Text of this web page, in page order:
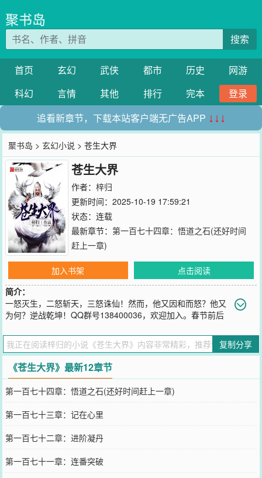
聚书岛
搜索
首页 玄幻 武侠 都市 历史
网游
科幻
言情 其他 排行 完本
登录
追看新章节，下载本站客户端无广告APP ↓↓↓
聚书岛 >玄幻小说 > 苍生大界
苍生大界
作者： 梓归
更新时间：2025-10-19 17:59:21
状态：连载
最新章节： 第一百七十四章：悟道之石(还好时间
赶上一章)
加入书架
点击阅读
简介：
一怒灭生，二怒斩天，三怒诛仙！然而，他又因和而怒？他又
为何？逆战乾坤！QQ群号138400036，欢迎加入。春节前后
您要是觉得《苍生大界》还不错的话请不要忘记向您QQ群和微博微信
里的朋友推荐哦！
复制分享
《苍生大界》最新12章节
第一百七十四章：悟道之石(还好时间赶上一章)
第一百七十三章：记在心里
第一百七十二章：进阶凝丹
第一百七十一章：连番突破